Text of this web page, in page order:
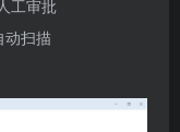
工审批
动扫描